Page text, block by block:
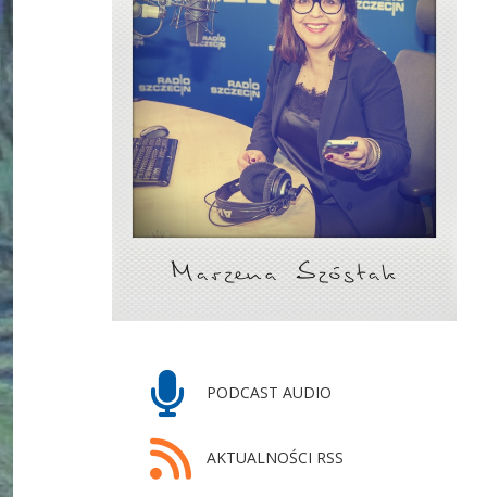
PODCAST AUDIO
AKTUALNOŚCI RSS